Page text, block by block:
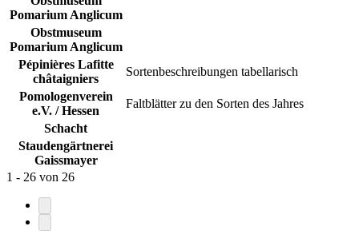
Pomarium Anglicum
Obstmuseum
Pomarium Anglicum
Pépinières Lafitte
châtaigniers
Sortenbeschreibungen tabellarisch
Pomologenverein
e.V. / Hessen
Faltblätter zu den Sorten des Jahres
Schacht
Staudengärtnerei
Gaissmayer
1 - 26 von 26